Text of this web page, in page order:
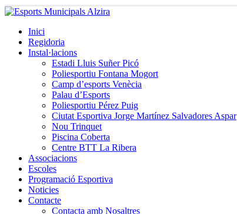
Inici
Regidoria
Instal·lacions
Estadi Lluis Suñer Picó
Poliesportiu Fontana Mogort
Camp d’esports Venècia
Palau d’Esports
Poliesportiu Pérez Puig
Ciutat Esportiva Jorge Martínez Salvadores Aspar
Nou Trinquet
Piscina Coberta
Centre BTT La Ribera
Associacions
Escoles
Programació Esportiva
Noticies
Contacte
Contacta amb Nosaltres